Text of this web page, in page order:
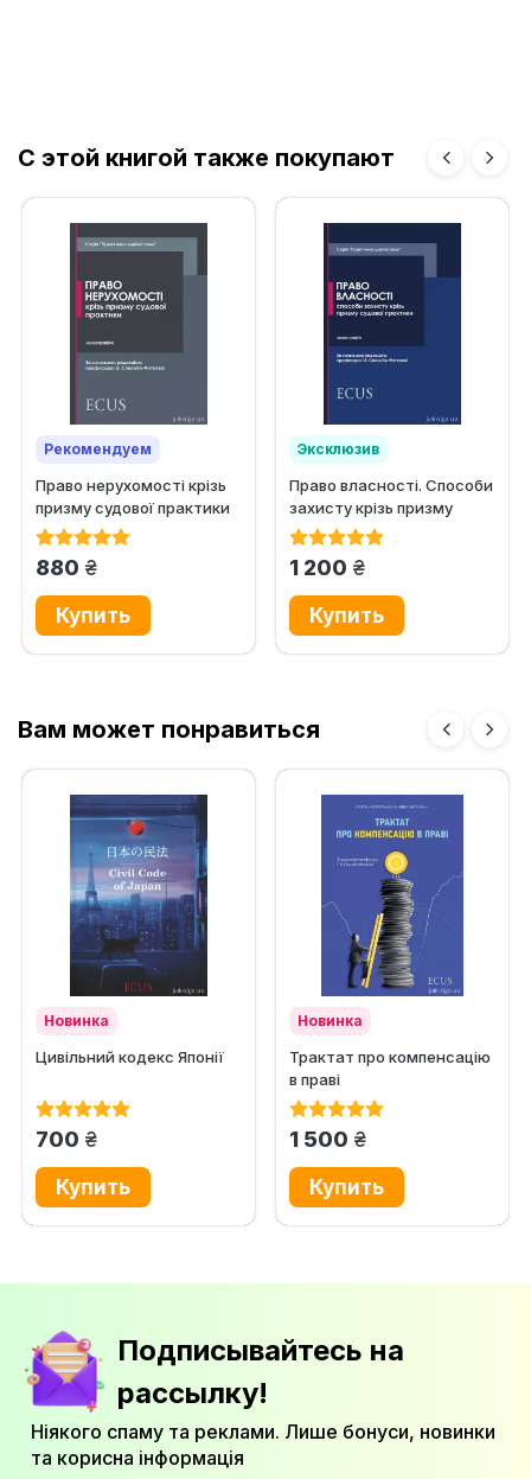
С этой книгой также покупают
Рекомендуем
Право нерухомості крізь
призму судової практики
880 грн.
Эксклюзив
Право власності. Способи
захисту крізь призму
судової практики
1 200 грн.
Вам может понравиться
Новинка
Цивільний кодекс Японії
700 грн.
Новинка
Трактат про компенсацію
в праві
1 500 грн.
Подписывайтесь на
рассылку!
Ніякого спаму та реклами. Лише бонуси, новинки
та корисна інформація